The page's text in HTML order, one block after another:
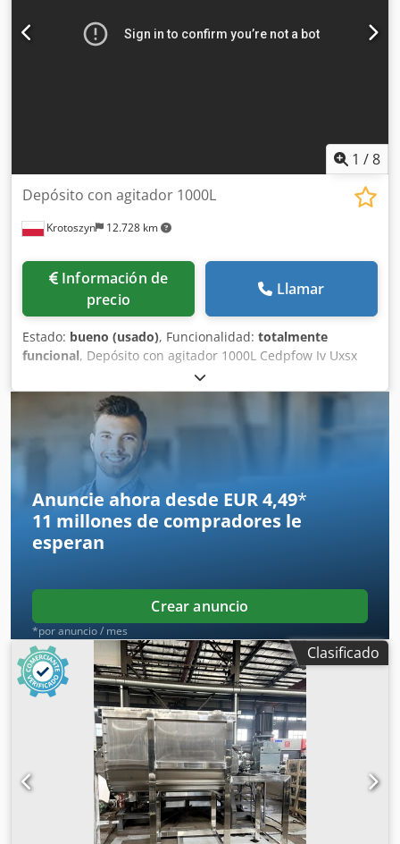
1 /8
Krotoszyn 12.728 km
Depósito con agitador 1000L
Información de
precio
Llamar
Estado: bueno (usado), Funcionalidad: totalmente
funcional, Depósito con agitador 1000L Cedpfow Iv Uxsx
Acbsha Capacidad: 1000 l Dimensiones: 1200x1200x2200
mm
Anuncie ahora desde EUR 4,49*
11 millones de compradores le
esperan
Crear anuncio
*por anuncio / mes
Clasificado